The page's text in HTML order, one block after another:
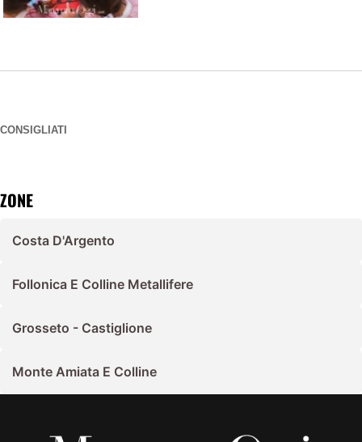
CONSIGLIATI
ZONE
Costa D'Argento
Follonica E Colline Metallifere
Grosseto - Castiglione
Monte Amiata E Colline